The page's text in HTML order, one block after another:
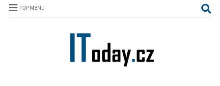
TOP MENU